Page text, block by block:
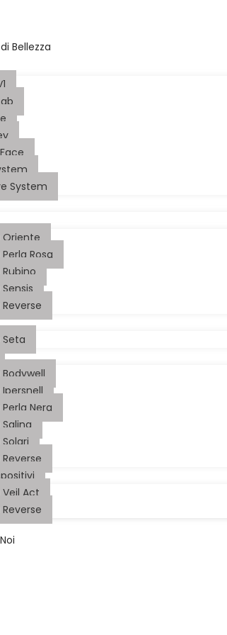
Bellezza
System
Oriente
Rosa
Seta
Bodywell
Ipersnell
Nera
Veil Act